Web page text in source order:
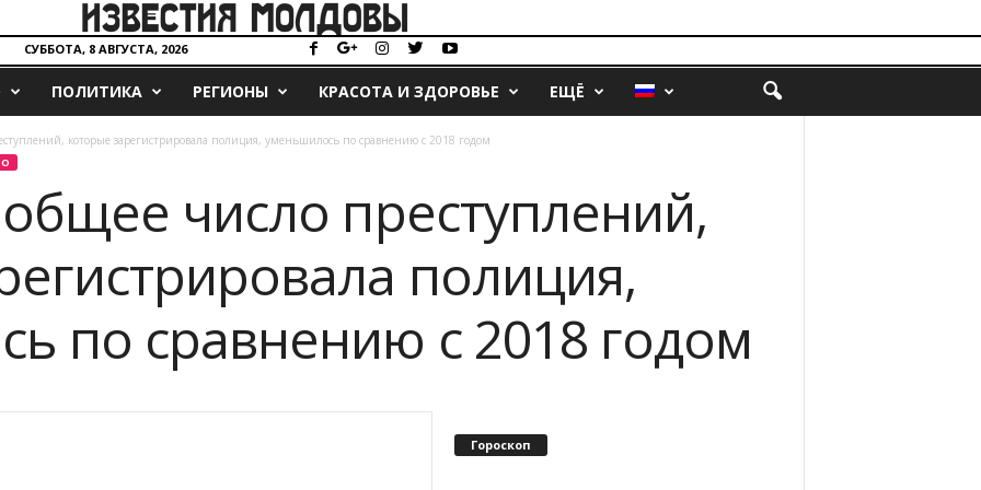
СУББОТА, 8 АВГУСТА, 2026
ПОЛИТИКА РЕГИОНЫ КРАСОТА И ЗДОРОВЬЕ ЕЩЁ
которые зарегистрировала полиция, уменьшилось по сравнению с 2018 годом
общее число преступлений,
полиция,
по сравнению с 2018 годом
Гороскоп